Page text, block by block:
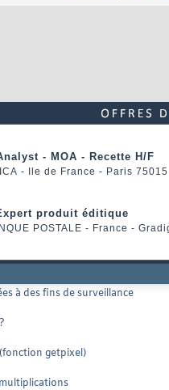
- MOA - Recette H/F
- Ile de France - Paris 75015
produit éditique
POSTALE - France -
à des fins de surveillance
getpixel)